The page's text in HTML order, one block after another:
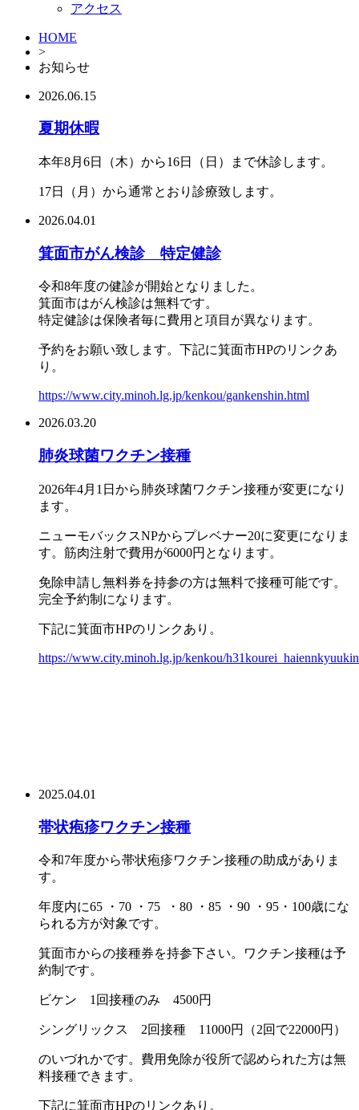
アクセス
HOME
>
お知らせ
2026.06.15
夏期休暇
本年8月6日（木）から16日（日）まで休診します。
17日（月）から通常とおり診療致します。
2026.04.01
箕面市がん検診 特定健診
令和8年度の健診が開始となりました。
箕面市はがん検診は無料です。
特定健診は保険者毎に費用と項目が異なります。
予約をお願い致します。下記に箕面市HPのリンクあ
り。
https://www.city.minoh.lg.jp/kenkou/gankenshin.html
2026.03.20
肺炎球菌ワクチン接種
2026年4月1日から肺炎球菌ワクチン接種が変更になり
ます。
ニューモバックスNPからプレベナー20に変更になりま
す。筋肉注射で費用が6000円となります。
免除申請し無料券を持参の方は無料で接種可能です。
完全予約制になります。
下記に箕面市HPのリンクあり。
https://www.city.minoh.lg.jp/kenkou/
2025.04.01
帯状疱疹ワクチン接種
令和7年度から帯状疱疹ワクチン接種の助成がありま
す。
年度内に65 ・70 ・75 ・80 ・85 ・90 ・95・100歳にな
られる方が対象です。
箕面市からの接種券を持参下さい。ワクチン接種は予
約制です。
ビケン 1回接種のみ 4500円
シングリックス 2回接種 11000円（2回で22000円）
のいづれかです。費用免除が役所で認められた方は無
料接種できます。
下記に箕面市HPのリンクあり。